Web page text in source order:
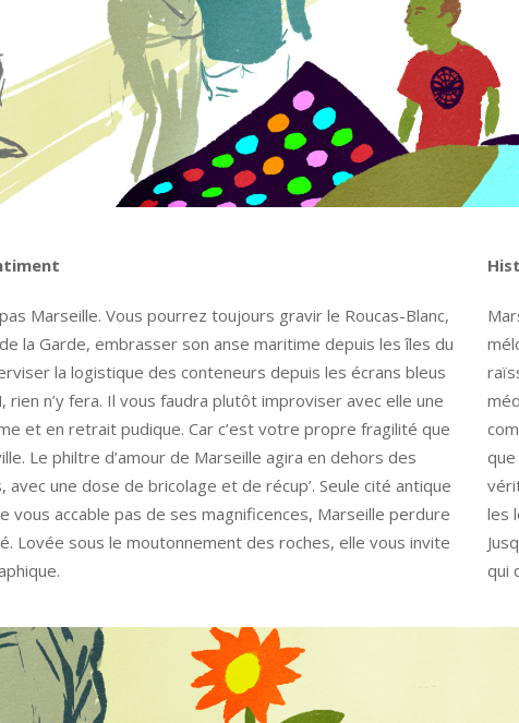
Marseille. Vous pourrez toujours gravir le Roucas-Blanc,
la Garde, embrasser son anse maritime depuis les îles du
la logistique des conteneurs depuis les écrans bleus
rien n’y fera. Il vous faudra plutôt improviser avec elle une
et en retrait pudique. Car c’est votre propre fragilité que
Le philtre d’amour de Marseille agira en dehors des
une dose de bricolage et de récup’. Seule cité antique
vous accable pas de ses magnificences, Marseille perdure
Lovée sous le moutonnement des roches, elle vous invite
les
qui